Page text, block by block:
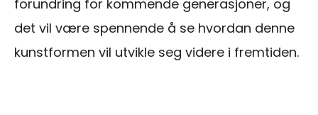
forundring for kommende generasjoner, og
det vil være spennende å se hvordan denne
kunstformen vil utvikle seg videre i fremtiden.